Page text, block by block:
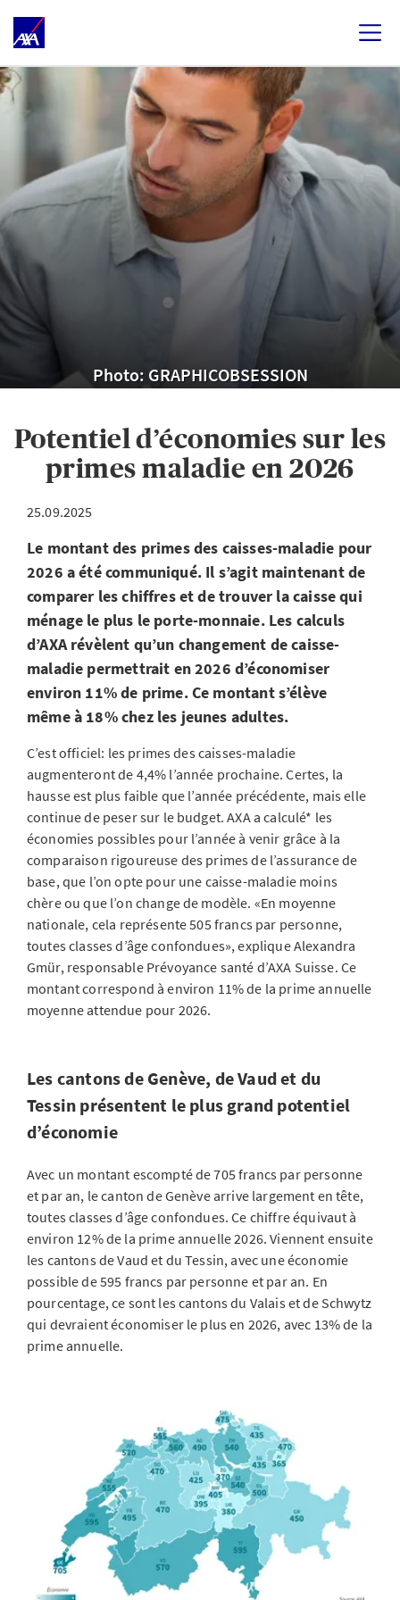
Photo: GRAPHICOBSESSION
Potentiel d’économies sur les
primes maladie en 2026
25.09.2025
Le montant des primes des caisses-maladie pour
2026 a été communiqué. Il s’agit maintenant de
comparer les chiffres et de trouver la caisse qui
ménage le plus le porte-monnaie. Les calculs
d’AXA révèlent qu’un changement de caisse-
maladie permettrait en 2026 d’économiser
environ 11% de prime. Ce montant s’élève
même à 18% chez les jeunes adultes.
C’est officiel: les primes des caisses-maladie
augmenteront de 4,4% l’année prochaine. Certes, la
hausse est plus faible que l’année précédente, mais elle
continue de peser sur le budget. AXA a calculé* les
économies possibles pour l’année à venir grâce à la
comparaison rigoureuse des primes de l’assurance de
base, que l’on opte pour une caisse-maladie moins
chère ou que l’on change de modèle. «En moyenne
nationale, cela représente 505 francs par personne,
toutes classes d’âge confondues», explique Alexandra
Gmür, responsable Prévoyance santé d’AXA Suisse. Ce
montant correspond à environ 11% de la prime annuelle
moyenne attendue pour 2026.
Les cantons de Genève, de Vaud et du
Tessin présentent le plus grand potentiel
d’économie
Avec un montant escompté de 705 francs par personne
et par an, le canton de Genève arrive largement en tête,
toutes classes d’âge confondues. Ce chiffre équivaut à
environ 12% de la prime annuelle 2026. Viennent ensuite
les cantons de Vaud et du Tessin, avec une économie
possible de 595 francs par personne et par an. En
pourcentage, ce sont les cantons du Valais et de Schwytz
qui devraient économiser le plus en 2026, avec 13% de la
prime annuelle.